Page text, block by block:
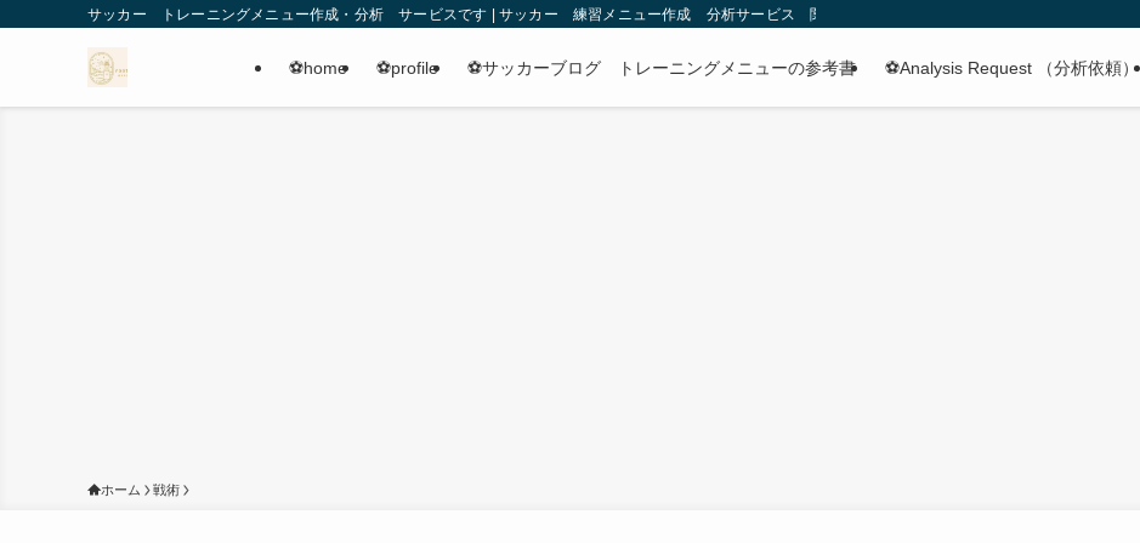
サッカー トレーニングメニュー作成・分析 サービスです | サッカー 練習メニュー作成 分析サービス 関わる全ての人々の灯台(Faro)に
⚽️home ⚽️profile ⚽️サッカーブログ トレーニングメニューの参考書 ⚽️Analysis Request （分析依頼）
ホーム 戦術